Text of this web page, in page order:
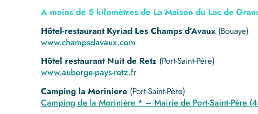
A moins de 5 kilomètres de La Maison du Lac de
Hôtel-restaurant Kyriad Les Champs d’Avaux (Bouaye)
www.champsdavaux.com
Hôtel restaurant Nuit de Retz (Port-Saint-Père)
www.auberge-pays-retz.fr
Camping la Moriniere (Port-Saint-Père)
Camping de la Morinière * – Mairie de Port-Saint-Père